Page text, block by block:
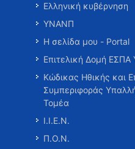
Ελληνική κυβέρνηση
ΥΝΑΝΠ
Η σελίδα μου - Portal
Επιτελική Δομή
Κώδικας Ηθικής και
Συμπεριφοράς
Τομέα
Ι.Ι.Ε.Ν.
Π.Ο.Ν.